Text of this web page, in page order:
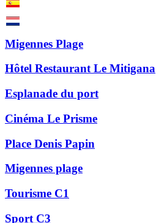
Migennes Plage
Hôtel Restaurant Le Mitigana
Esplanade du port
Cinéma Le Prisme
Place Denis Papin
Migennes plage
Tourisme C1
Sport C3